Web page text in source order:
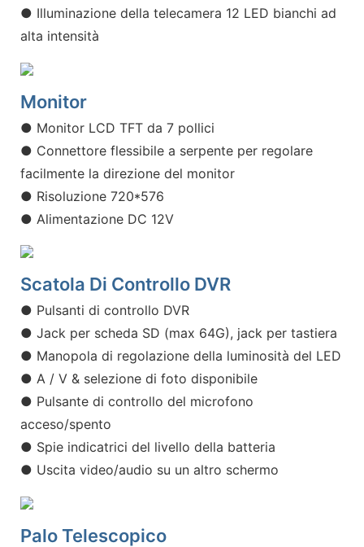
● Illuminazione della telecamera 12 LED bianchi ad
alta intensità
Monitor
● Monitor LCD TFT da 7 pollici
● Connettore flessibile a serpente per regolare
facilmente la direzione del monitor
● Risoluzione 720*576
● Alimentazione DC 12V
Scatola Di Controllo DVR
● Pulsanti di controllo DVR
● Jack per scheda SD (max 64G), jack per tastiera
● Manopola di regolazione della luminosità del LED
● A / V & selezione di foto disponibile
● Pulsante di controllo del microfono
acceso/spento
● Spie indicatrici del livello della batteria
● Uscita video/audio su un altro schermo
Palo Telescopico